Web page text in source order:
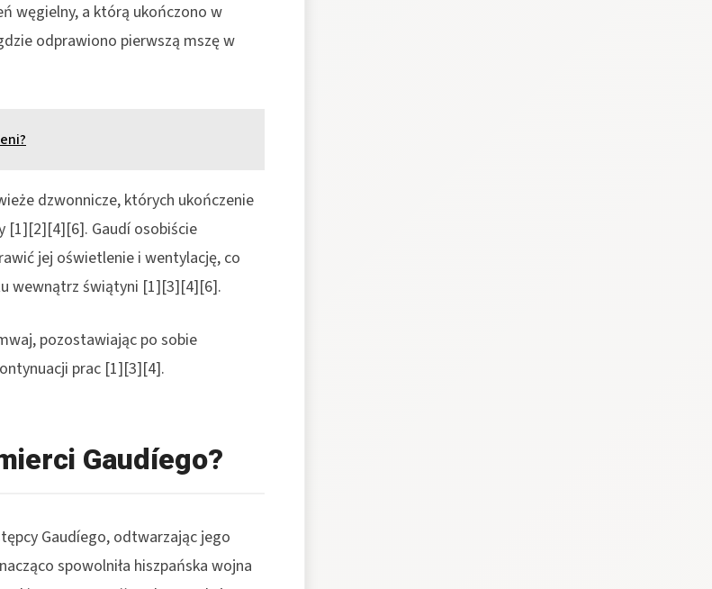
węgielny, a którą ukończono w
odprawiono pierwszą mszę w
dzwonnicze, których ukończenie
[1][2][4][6]. Gaudí osobiście
jej oświetlenie i wentylację, co
wewnątrz świątyni [1][3][4][6].
pozostawiając po sobie
prac [1][3][4].
Gaudíego?
Gaudíego, odtwarzając jego
spowolniła hiszpańska wojna